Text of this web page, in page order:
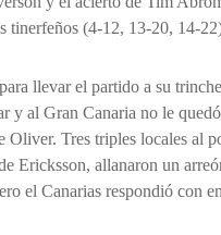
tinerfeños (4-12, 13-20, 14-
llevar el partido a su
y al Gran Canaria no le
Tres triples locales al
Ericksson, allanaron un
el Canarias respondió con